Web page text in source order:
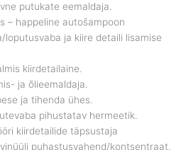
putukate eemaldaja.
– happeline autošampoon
loputusvaba ja kiire detaili lisamise
kiirdetailaine.
ja õlieemaldaja.
ja tihenda ühes.
pihustatav hermeetik.
kiirdetailide täpsustaja
puhastusvahend/kontsentraat.